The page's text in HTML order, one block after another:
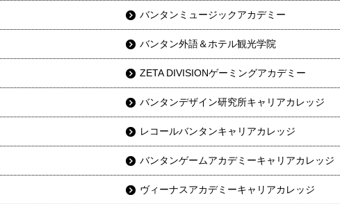
バンタンミュージックアカデミー
バンタン外語＆ホテル観光学院
ZETA DIVISIONゲーミングアカデミー
バンタンデザイン研究所キャリアカレッジ
レコールバンタンキャリアカレッジ
バンタンゲームアカデミーキャリアカレッジ
ヴィーナスアカデミーキャリアカレッジ